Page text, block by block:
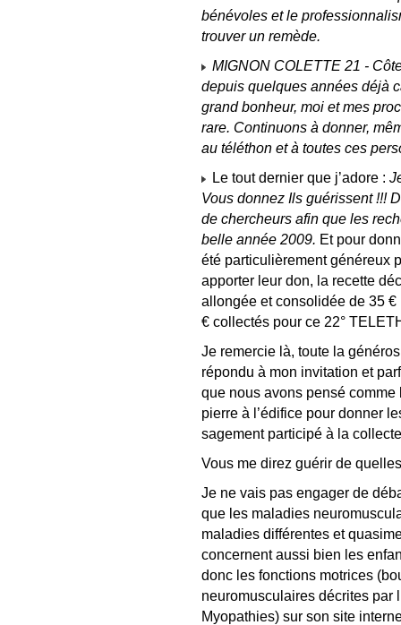
bénévoles et le
trouver un remède.
MIGNON COLETTE 21 -
depuis quelques années déjà
grand bonheur, moi et mes
rare. Continuons à donner,
au téléthon et à toutes ces
Le tout dernier que j’adore :
Vous donnez Ils guérissent !!!
de chercheurs afin que les
belle année 2009. Et pour
été particulièrement généreux
apporter leur don, la recette
allongée et consolidée de 35 €
€ collectés pour ce 22°
Je remercie là, toute la
répondu à mon invitation et
que nous avons pensé
pierre à l’édifice pour donner
sagement participé à la
Vous me direz guérir de
Je ne vais pas engager de
que les maladies
maladies différentes et
concernent aussi bien les
donc les fonctions motrices
neuromusculaires décrites par
Myopathies) sur son site